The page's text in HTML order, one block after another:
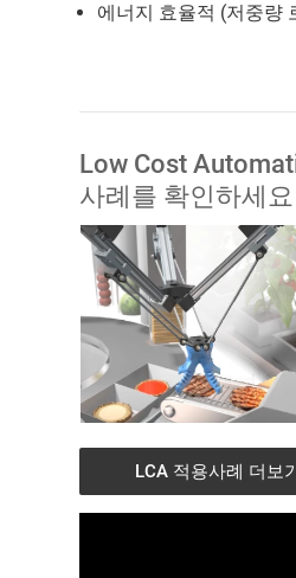
에너지 효율적 (저중량
Low Cost
사례를 확인하세요
LCA 적용사례 더보